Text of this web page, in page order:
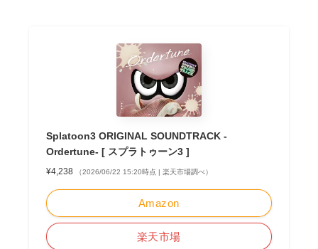
Splatoon3 ORIGINAL SOUNDTRACK -
Ordertune- [ スプラトゥーン3 ]
¥4,238 （2026/06/22 15:20時点 | 楽天市場調べ）
Amazon
楽天市場